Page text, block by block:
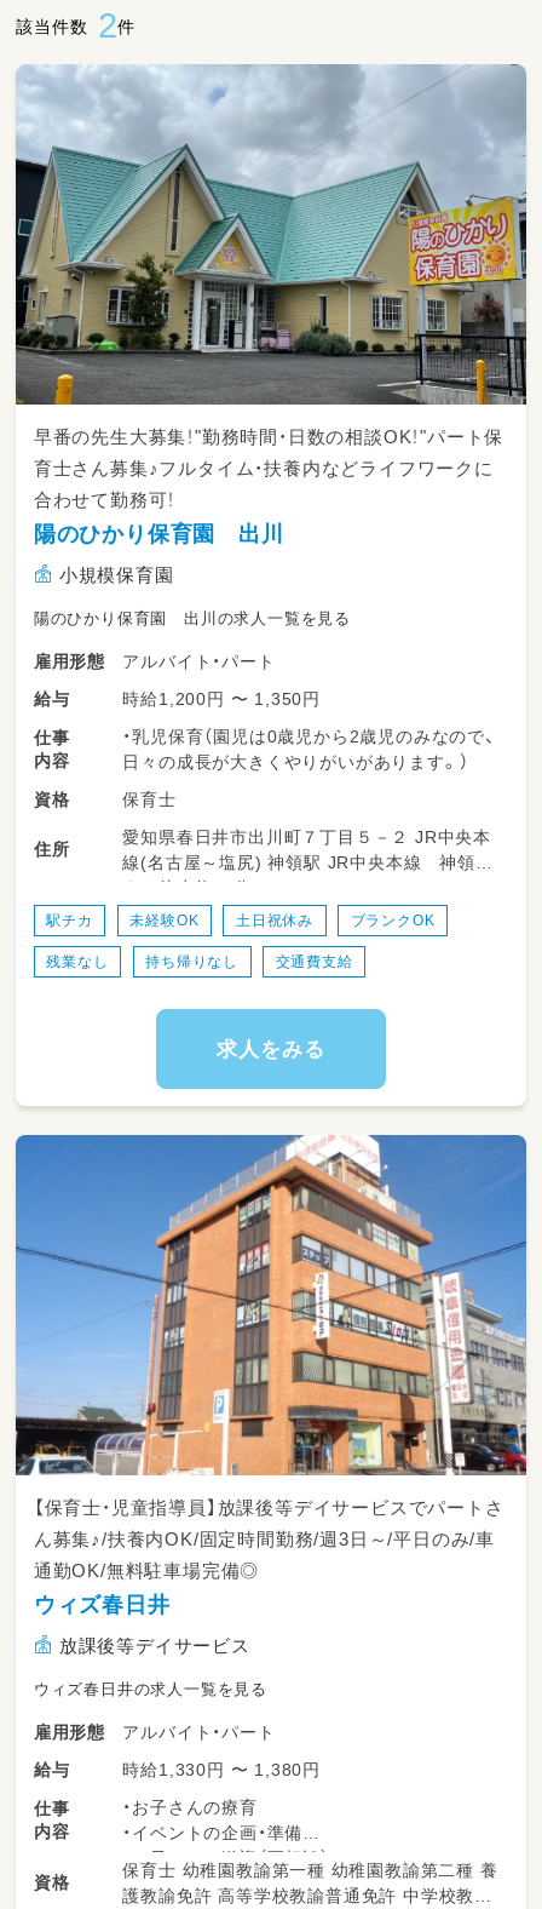
該当件数 2件
早番の先生大募集！"勤務時間・日数の相談OK！"パート保
育士さん募集♪フルタイム・扶養内などライフワークに
合わせて勤務可！
陽のひかり保育園 出川
小規模保育園
陽のひかり保育園 出川の求人一覧を見る
雇用形態
アルバイト・パート
給与
時給1,200円 〜 1,350円
仕事
内容
・乳児保育（園児は0歳児から2歳児のみなので、
日々の成長が大きくやりがいがあります。）
資格
保育士
住所
愛知県春日井市出川町７丁目５－２ JR中央本
線(名古屋～塩尻) 神領駅 JR中央本線 神領駅
より徒歩約10分
駅チカ 未経験OK 土日祝休み ブランクOK
残業なし 持ち帰りなし 交通費支給
求人をみる
【保育士・児童指導員】放課後等デイサービスでパートさ
ん募集♪/扶養内OK/固定時間勤務/週3日～/平日のみ/車
通勤OK/無料駐車場完備◎
ウィズ春日井
放課後等デイサービス
ウィズ春日井の求人一覧を見る
雇用形態
アルバイト・パート
給与
時給1,330円 〜 1,380円
仕事
内容
・お子さんの療育
・イベントの企画・準備
・お子さんの送迎（要相談）
車の車種はNBOX、ルーミー、ソリオ、シエン
資格
保育士 幼稚園教諭第一種 幼稚園教諭第二種 養
護教諭免許 高等学校教諭普通免許 中学校教諭